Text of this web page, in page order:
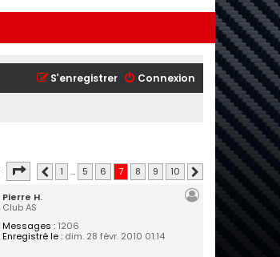
Connexion
S’enregistrer
Page sur 10
Précédente
1 … 5 6 7 8 9 10 Suivante
Pierre H.
Club AS
Messages :1206
Enregistré le :dim. 28 févr. 2010 01:14